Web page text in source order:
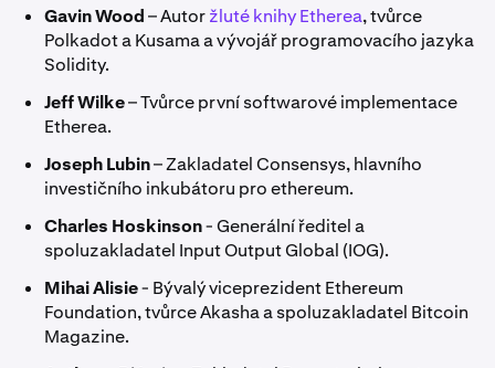
Gavin Wood– Autoržluté knihy Etherea, tvůrce
Polkadot a Kusama a vývojář programovacího jazyka
Solidity.
Jeff Wilke– Tvůrce první softwarové implementace
Etherea.
Joseph Lubin– Zakladatel Consensys, hlavního
investičního inkubátoru pro ethereum.
Charles Hoskinson- Generální ředitel a
spoluzakladatel Input Output Global (IOG).
Mihai Alisie- Bývalý viceprezident Ethereum
Foundation, tvůrce Akasha a spoluzakladatel Bitcoin
Magazine.